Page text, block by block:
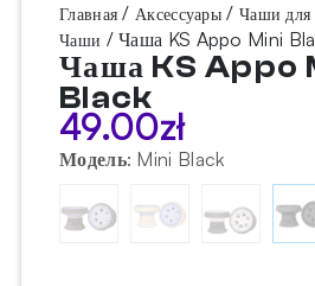
Главная /Аксессуары / Чаши для
Чаши / Чаша KS Appo Mini
Чаша KS Appo
Black
49.00zł
Модель: Mini Black